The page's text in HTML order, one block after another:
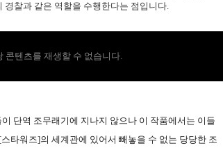
찰과 같은 역할을 수행한다는 점입니다.
콘텐츠를 재생할 수 없습니다.
단역 조무래기에 지나지 않으나 이 작품에서는 이들
타워즈]의 세계관에 있어서 빼놓을 수 없는 당당한 조